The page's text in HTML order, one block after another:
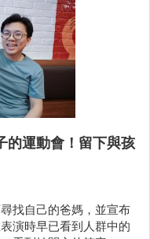
的運動會！留下與孩
找自己的爸媽，並宣布
演時早已看到人群中的